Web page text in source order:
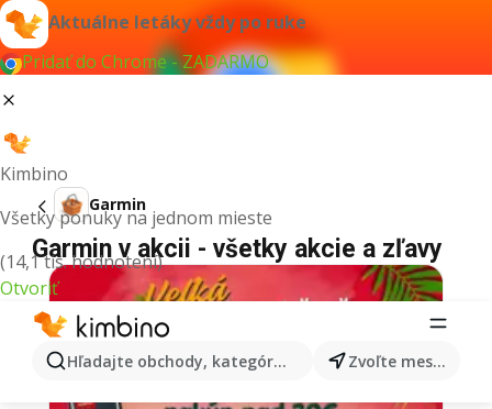
Aktuálne letáky vždy po ruke
Pridať do Chrome - ZADARMO
Kimbino
Všetky ponuky na jednom mieste
(14,1 tis. hodnotení)
Otvoriť
Hľadajte obchody, kategórie, produkty... Zvoľte mesto
Garmin
Garmin v akcii - všetky akcie a zľavy